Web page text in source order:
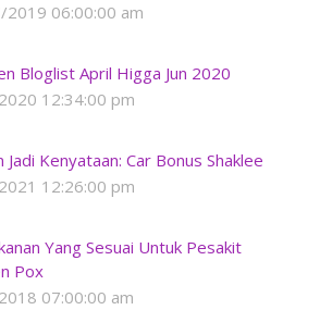
06:00:00 am
Bloglist April Higga Jun 2020
12:34:00 pm
Jadi Kenyataan: Car Bonus Shaklee
12:26:00 pm
Yang Sesuai Untuk Pesakit
Pox
07:00:00 am